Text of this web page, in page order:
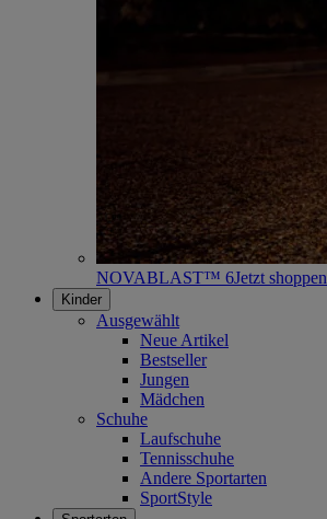
NOVABLAST™ 6Jetzt shoppen
Kinder
Ausgewählt
Neue Artikel
Bestseller
Jungen
Mädchen
Schuhe
Laufschuhe
Tennisschuhe
Andere Sportarten
SportStyle